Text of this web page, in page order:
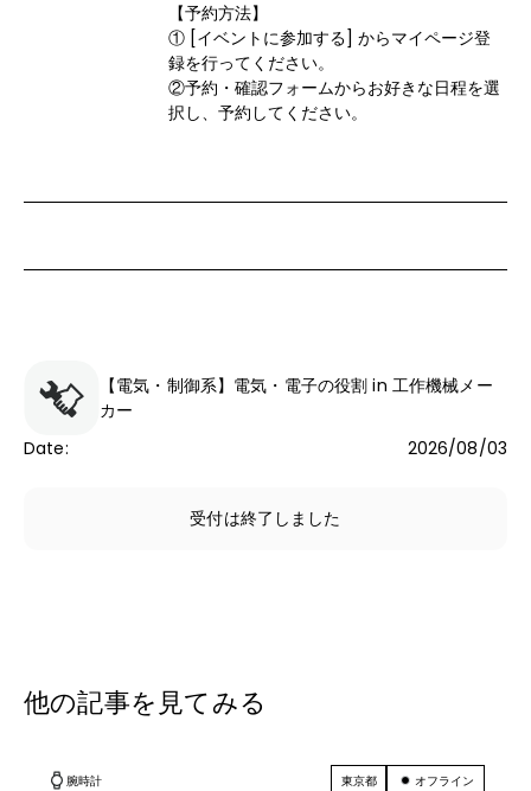
【予約方法】
① [イベントに参加する] からマイページ登
録を行ってください。
②予約・確認フォームからお好きな日程を選
択し、予約してください。
【電気・制御系】電気・電子の役割 in 工作機械メー
カー
Date: 2026/08/03
受付は終了しました
他の記事を見てみる
腕時計 東京都
オフライン